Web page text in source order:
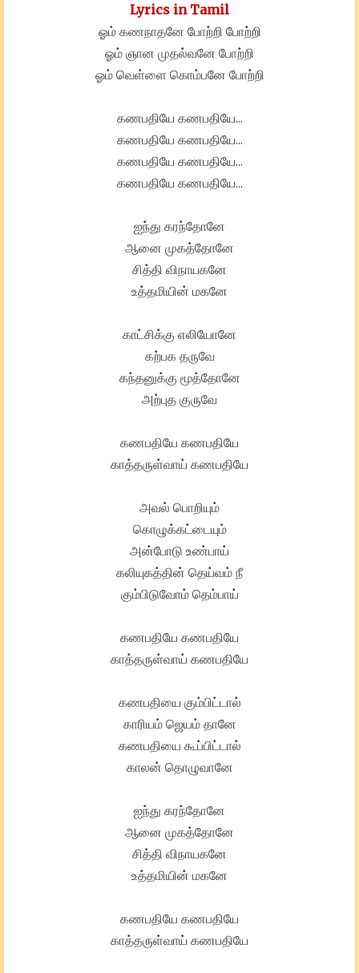
Lyrics in Tamil
ஓம் கணநாதனே போற்றி போற்றி
ஓம் ஞான முதல்வனே போற்றி
ஓம் வெள்ளை கொம்பனே போற்றி
கணபதியே கணபதியே…
கணபதியே கணபதியே…
கணபதியே கணபதியே…
கணபதியே கணபதியே…
ஐந்து கரந்தோனே
ஆனை முகத்தோனே
சித்தி விநாயகனே
உத்தமியின் மகனே
காட்சிக்கு எலியோனே
கற்பக தருவே
கந்தனுக்கு மூத்தோனே
அற்புத குருவே
கணபதியே கணபதியே
காத்தருள்வாய் கணபதியே
அவல் பொறியும்
கொழுக்கட்டையும்
அன்போடு உண்பாய்
கலியுகத்தின் தெய்வம் நீ
கும்பிடுவோம் தெம்பாய்
கணபதியே கணபதியே
காத்தருள்வாய் கணபதியே
கணபதியை கும்பிட்டால்
காரியம் ஜெயம் தானே
கணபதியை கூப்பிட்டால்
காலன் தொழுவானே
ஐந்து கரந்தோனே
ஆனை முகத்தோனே
சித்தி விநாயகனே
உத்தமியின் மகனே
கணபதியே கணபதியே
காத்தருள்வாய் கணபதியே